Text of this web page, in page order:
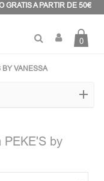
GRATIS A PARTIR DE 50€
0
BY VANESSA
PEKE'S by